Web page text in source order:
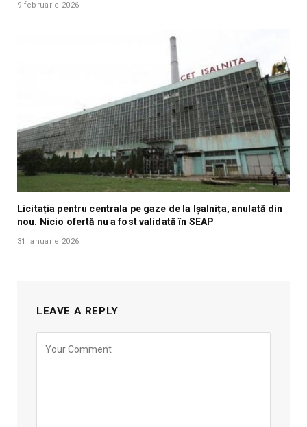
9 februarie 2026
Licitația pentru centrala pe gaze de la Ișalnița, anulată din
nou. Nicio ofertă nu a fost validată în SEAP
31 ianuarie 2026
LEAVE A REPLY